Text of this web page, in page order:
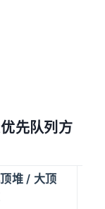
先队列方
堆 / 大顶